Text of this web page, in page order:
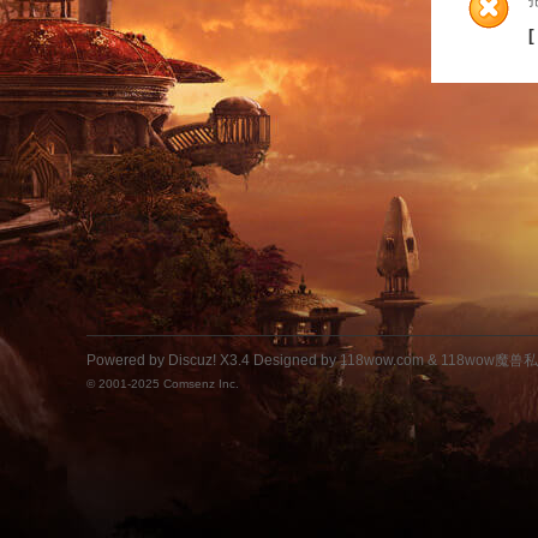
[
Powered by Discuz! X3.4Designed by 118wow.com & 118wow魔兽
© 2001-2025 Comsenz Inc.